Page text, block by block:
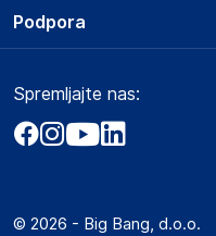
O podjetju
Obvestila za javnost
Akt o digitalnih storitvah
Marketplace za partnerje
Storitve
Dostava, vnos in odvoz
Zavarovanje izdelkov
Podpora
Marketplace
Kako oddati naročilo?
Spremljajte nas:
© 2026 - Big Bang, d.o.o.